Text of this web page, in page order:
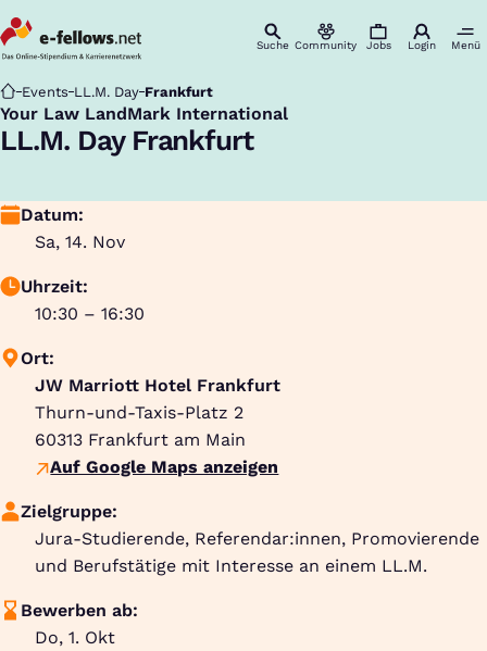
Suche Community Jobs Login Menü
Startseite
Events LL.M. Day Frankfurt
Your Law LandMark International
:
LL.M. Day Frankfurt
Datum:
Sa, 14. Nov
Uhrzeit:
10:30 – 16:30
Ort:
JW Marriott Hotel Frankfurt
Thurn-und-Taxis-Platz 2
60313 Frankfurt am Main
Auf Google Maps anzeigen
Zielgruppe:
Jura-Studierende, Referendar:innen, Promovierende
und Berufstätige mit Interesse an einem LL.M.
Bewerben ab:
Do, 1. Okt